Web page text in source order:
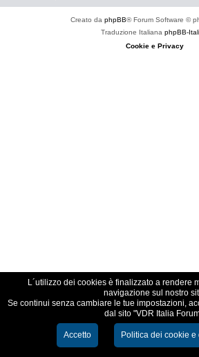
Creato da phpBB® Forum Software ©
Traduzione Italiana phpBB-
Cookie e Privacy
L´utilizzo dei cookies è finalizzato a rendere
navigazione sul nostro
Se continui senza cambiare le tue impostazioni,
dal sito "VDR Italia
Accetto Politica dei cookie